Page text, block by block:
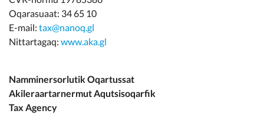
Oqarasuaat: 34 65 10
E-mail: tax@nanoq.gl
Nittartagaq: www.aka.gl
Namminersorlutik Oqartussat
Akileraartarnermut Aqutsisoqarfik
Tax Agency